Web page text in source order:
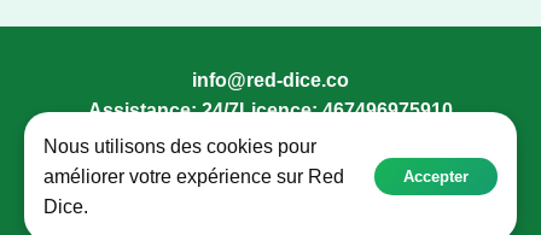
info@red-dice.co
Assistance: 24/7Licence: 467496975910
Jouez de manière responsable, réservé aux 18+.
© 2018 -
Nous utilisons des cookies pour
améliorer votre expérience sur Red
Dice.
Accepter